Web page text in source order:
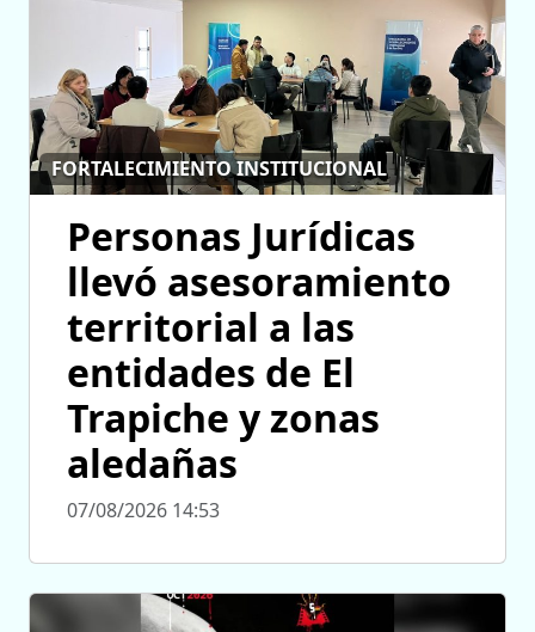
FORTALECIMIENTO INSTITUCIONAL
Personas Jurídicas
llevó asesoramiento
territorial a las
entidades de El
Trapiche y zonas
aledañas
07/08/2026 14:53